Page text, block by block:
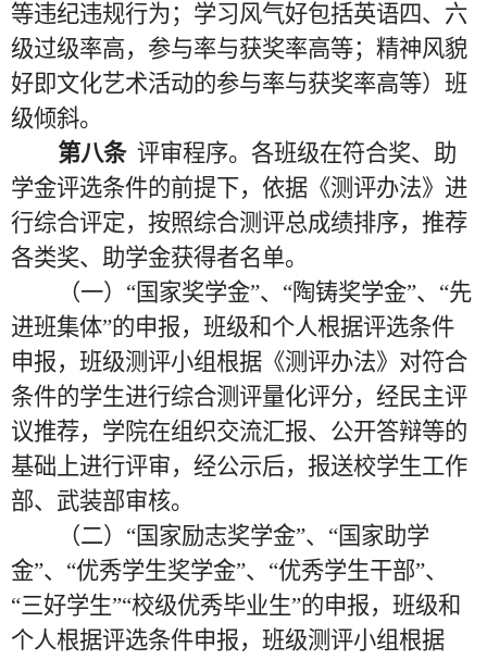
等违纪违规行为；学习风气好包括英语四、六
级过级率高，参与率与获奖率高等；精神风貌
好即文化艺术活动的参与率与获奖率高等）班
级倾斜。
第八条 评审程序。各班级在符合奖、助
学金评选条件的前提下，依据《测评办法》进
行综合评定，按照综合测评总成绩排序，推荐
各类奖、助学金获得者名单。
（一） “国家奖学金”、“陶铸奖学金”、“先
进班集体”的申报，班级和个人根据评选条件
申报，班级测评小组根据《测评办法》对符合
条件的学生进行综合测评量化评分，经民主评
议推荐，学院在组织交流汇报、公开答辩等的
基础上进行评审，经公示后，报送校学生工作
部、武装部审核。
（二） “国家励志奖学金”、“国家助学
金”、“优秀学生奖学金”、“优秀学生干部”、
“三好学生”“校级优秀毕业生”的申报，班级和
个人根据评选条件申报，班级测评小组根据